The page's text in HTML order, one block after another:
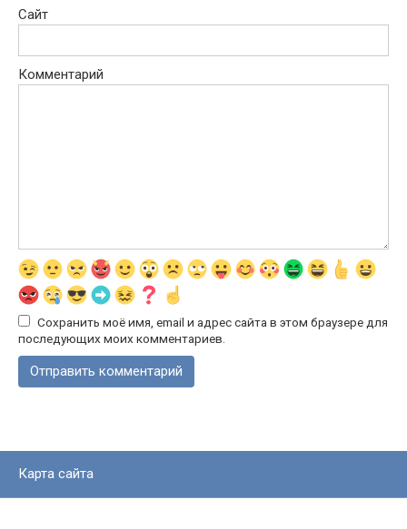
Сайт
Комментарий
Сохранить моё имя, email и адрес сайта в этом браузере для
последующих моих комментариев.
Карта сайта